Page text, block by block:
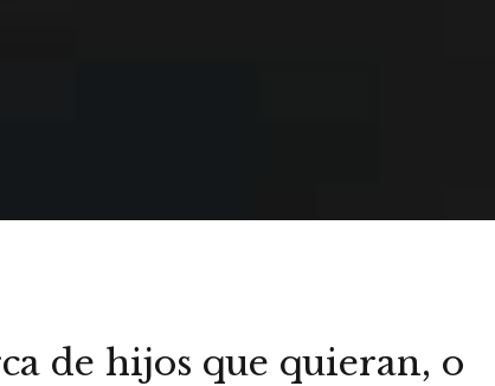
de hijos que quieran, o